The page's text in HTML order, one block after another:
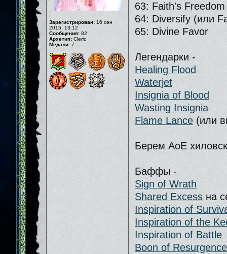
Зарегистрирован: 16 сен
2015, 13:12
Сообщения: 82
Архетип: Cleric
Медали: 7
63: Faith's Freedom
64: Diversify (или
65: Divine Favor
Легендарки -
Healing Flood
Waterjet
Insignia of Blood
Wasting Insignia
Flame Lance (или
Берем АоЕ
Баффы -
Sign of Wrath
Shared Excess на
Inspiration of
Inspiration of the
Inspiration of Battle
Boon of Resurgence